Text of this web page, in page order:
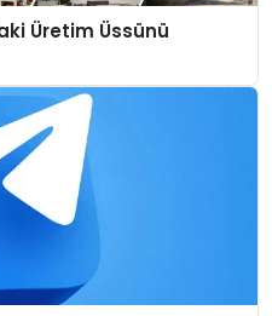
Üretim Üssünü